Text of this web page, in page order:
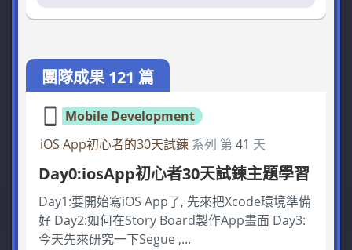
團隊成果 121 篇
Mobile Development
iOS App初心者的30天試鍊 系列 第41 天
Day0:iosApp初心者30天試鍊主題學習
Day1:要開始寫iOS App了, 先來把Xcode環境準備
好 Day2:如何在Story Board製作App畫面 Day3:
今天先來研究一下Segue ,...